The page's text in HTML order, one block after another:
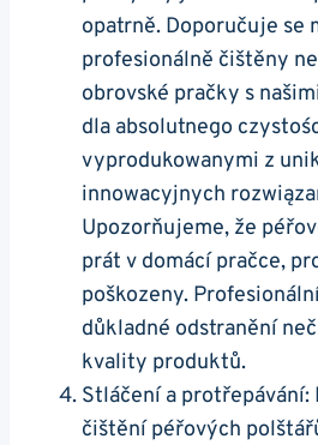
opatrně. Doporučuje se
profesionálně čištěny
obrovské pračky s
dla absolutnego
vyprodukowanymi z
innowacyjnych
Upozorňujeme, že
prát v domácí pračce,
poškozeny.
důkladné odstranění
kvality produktů.
Stláčení a protřepávání:
čištění péřových